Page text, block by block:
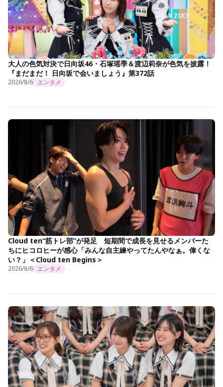
大人の色気対決で日向坂46・石塚瑶季＆渡辺莉奈が色気を披露！
『まだまだ！ 日向坂で会いましょう』第372話
2026/8/6 エンタメ
Cloud ten“筋トレ部”が発足 短期間で成長を見せるメンバーた
ちにヒコロヒーが感心「みんな自主練やってたんやなぁ。偉くな
い？」＜Cloud ten Begins＞
2026/8/6 エンタメ